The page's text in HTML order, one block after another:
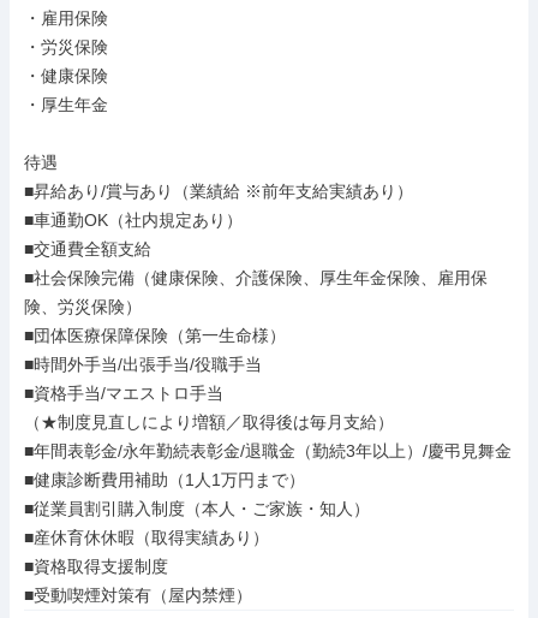
・雇用保険
・労災保険
・健康保険
・厚生年金
待遇
■昇給あり/賞与あり（業績給 ※前年支給実績あり）
■車通勤OK（社内規定あり）
■交通費全額支給
■社会保険完備（健康保険、介護保険、厚生年金保険、雇用保
険、労災保険）
■団体医療保障保険（第一生命様）
■時間外手当/出張手当/役職手当
■資格手当/マエストロ手当
（★制度見直しにより増額／取得後は毎月支給）
■年間表彰金/永年勤続表彰金/退職金（勤続3年以上）/慶弔見舞金
■健康診断費用補助（1人1万円まで）
■従業員割引購入制度（本人・ご家族・知人）
■産休育休休暇（取得実績あり）
■資格取得支援制度
■受動喫煙対策有（屋内禁煙）